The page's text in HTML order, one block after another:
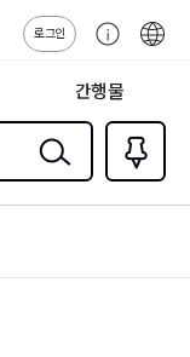
로그인
센
간행물
검색
즐겨찾
기0